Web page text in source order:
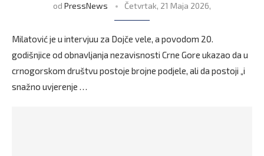
od PressNews Četvrtak, 21 Maja 2026,
Milatović je u intervjuu za Dojče vele, a povodom 20.
godišnjice od obnavljanja nezavisnosti Crne Gore ukazao da u
crnogorskom društvu postoje brojne podjele, ali da postoji „i
snažno uvjerenje …